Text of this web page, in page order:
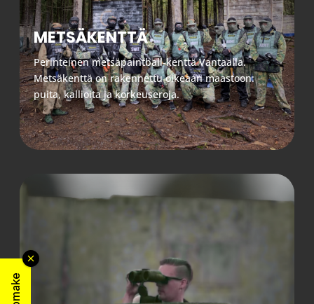
METSÄKENTTÄ
Perinteinen metsäpaintball-kenttä Vantaalla.
Metsäkenttä on rakennettu oikeaan maastoon:
puita, kallioita ja korkeuseroja.